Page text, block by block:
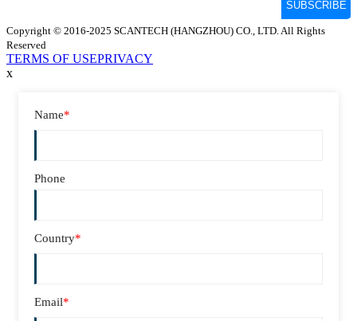
Copyright © 2016-2025 SCANTECH (HANGZHOU) CO., LTD. All Rights
Reserved
TERMS OF USEPRIVACY
x
Name*
Phone
Country*
Email*